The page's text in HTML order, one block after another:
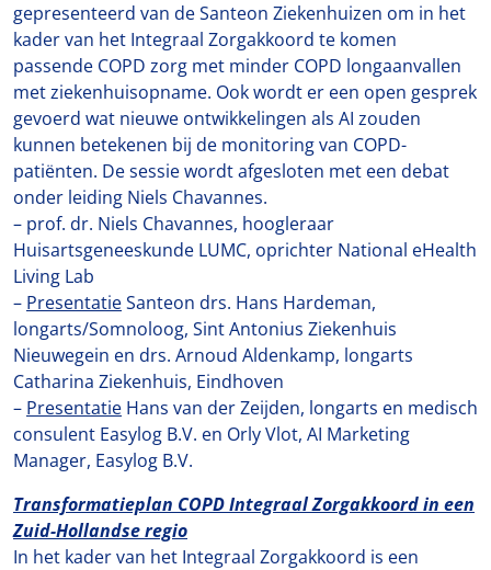
gepresenteerd van de Santeon Ziekenhuizen om in het
kader van het Integraal Zorgakkoord te komen
passende COPD zorg met minder COPD longaanvallen
met ziekenhuisopname. Ook wordt er een open gesprek
gevoerd wat nieuwe ontwikkelingen als AI zouden
kunnen betekenen bij de monitoring van COPD-
patiënten. De sessie wordt afgesloten met een debat
onder leiding Niels Chavannes.
– prof. dr. Niels Chavannes, hoogleraar
Huisartsgeneeskunde LUMC, oprichter National eHealth
Living Lab
– PresentatieSanteon drs. Hans Hardeman,
longarts/Somnoloog, Sint Antonius Ziekenhuis
Nieuwegein en drs. Arnoud Aldenkamp, longarts
Catharina Ziekenhuis, Eindhoven
– Presentatie Hans van der Zeijden, longarts en medisch
consulent Easylog B.V. en Orly Vlot, AI Marketing
Manager, Easylog B.V.
Transformatieplan COPD Integraal Zorgakkoord in een
Zuid-Hollandse regio
In het kader van het Integraal Zorgakkoord is een